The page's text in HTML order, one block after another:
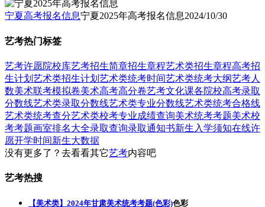
宁夏高考报名信息宁夏2025年高考报名信息2024/10/30
艺考热门标签
艺考许愿院校库艺考招生简章招生章程艺术类招生章程高考招
生计划 艺术类招生计划 艺术类统考时间艺术类统考大纲艺考人
数美术联考模拟卷美术高考高分卷艺考文化课各院校高考录取
分数线艺术类录取分数线艺术类专业分数线艺术类统考合格线
艺术类统考查分艺术类校考专业成绩查询美术统考考题美术校
考考题画室排名大全录取查询录取通知书新生入学须知在线许
愿开学时间新生大数据
没有更多了？去看看其它艺考内容吧
艺考热搜
【美术类】2024年甘肃美术统考考题(色彩)色彩